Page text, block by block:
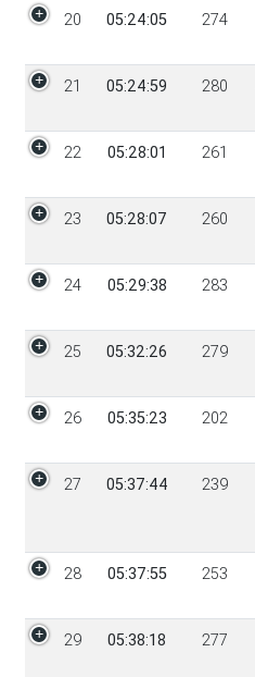
20 05:24:05 274
21 05:24:59 280
22 05:28:01 261
23 05:28:07 260
24 05:29:38 283
25 05:32:26 279
26 05:35:23 202
27 05:37:44 239
28 05:37:55 253
29 05:38:18 277